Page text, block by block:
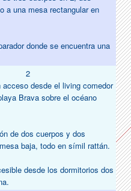
a una mesa rectangular en
donde se encuentra una
2
desde el living comedor
Brava sobre el océano
de dos cuerpos y dos
baja, todo en símil rattán.
desde los dormitorios dos